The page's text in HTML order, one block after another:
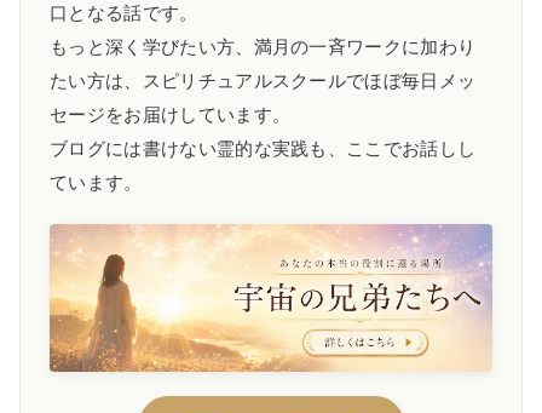
口となる話です。
もっと深く学びたい方、満月の一斉ワークに加わり
たい方は、スピリチュアルスクールでほぼ毎日メッ
セージをお届けしています。
ブログには書けない霊的な実践も、ここでお話しし
ています。